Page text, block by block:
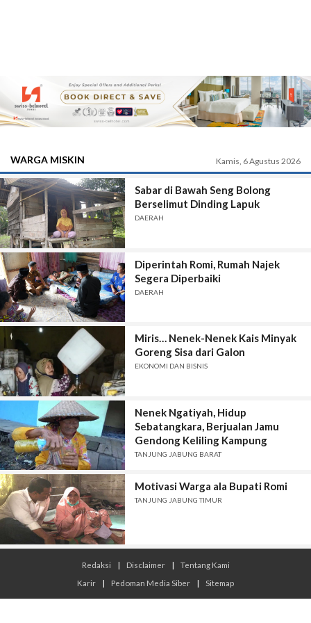
WARGA MISKIN Kamis, 6 Agustus 2026
Sabar di Bawah Seng Bolong
Berselimut Dinding Lapuk
DAERAH
Diperintah Romi, Rumah Najek
Segera Diperbaiki
DAERAH
Miris… Nenek-Nenek Kais Minyak
Goreng Sisa dari Galon
EKONOMI DAN BISNIS
Nenek Ngatiyah, Hidup
Sebatangkara, Berjualan Jamu
Gendong Keliling Kampung
TANJUNG JABUNG BARAT
Motivasi Warga ala Bupati Romi
TANJUNG JABUNG TIMUR
Redaksi | Disclaimer |
Tentang Kami
Karir
| Pedoman Media Siber | Sitemap